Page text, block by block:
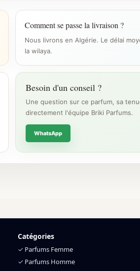
Comment se passe la livraison ?
Nous livrons en Algérie. Le délai
la wilaya.
Besoin d'un conseil ?
Une question sur ce parfum, sa
directement l'équipe Briki Parfums.
WhatsApp
Catégories
✓ Parfums Femme
✓ Parfums Homme